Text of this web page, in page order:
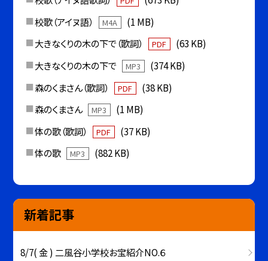
校歌（アイヌ語）
M4A
(1 MB)
大きなくりの木の下で（歌詞）
PDF
(63 KB)
大きなくりの木の下で
MP3
(374 KB)
森のくまさん（歌詞）
PDF
(38 KB)
森のくまさん
MP3
(1 MB)
体の歌（歌詞）
PDF
(37 KB)
体の歌
MP3 (882 KB)
新着記事
8/7( 金 ) 二風谷小学校お宝紹介NO.６